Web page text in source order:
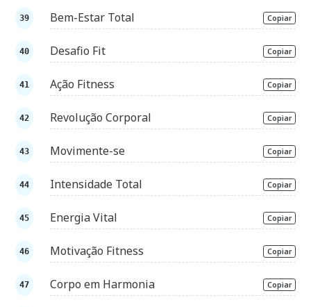
Bem-Estar Total Copiar
Desafio Fit Copiar
Ação Fitness Copiar
Revolução Corporal Copiar
Movimente-se Copiar
Intensidade Total Copiar
Energia Vital Copiar
Motivação Fitness Copiar
Corpo em Harmonia Copiar